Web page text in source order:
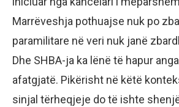
Marrëveshja pothuajse nuk po
paramilitare në veri nuk janë
Dhe SHBA-ja ka lënë të hapur
afatgjatë. Pikërisht në këtë
sinjal tërheqjeje do të ishte